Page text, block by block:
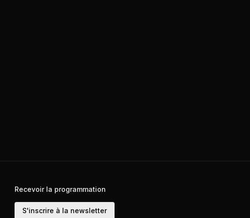
Recevoir la programmation
S'inscrire à la newsletter